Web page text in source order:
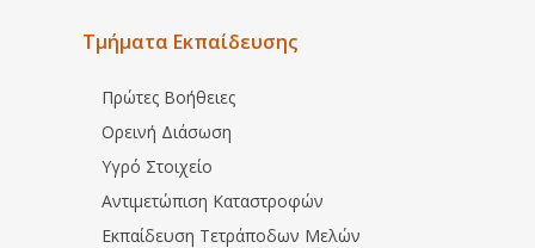
Τμήματα Εκπαίδευσης
Πρώτες Βοήθειες
Ορεινή Διάσωση
Υγρό Στοιχείο
Αντιμετώπιση Καταστροφών
Εκπαίδευση Τετράποδων Μελών